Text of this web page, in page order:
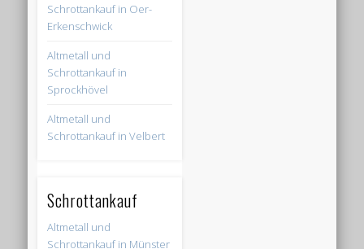
Schrottankauf in Oer-
Erkenschwick
Altmetall und
Schrottankauf in
Sprockhövel
Altmetall und
Schrottankauf in Velbert
Schrottankauf
Altmetall und
Schrottankauf in Münster